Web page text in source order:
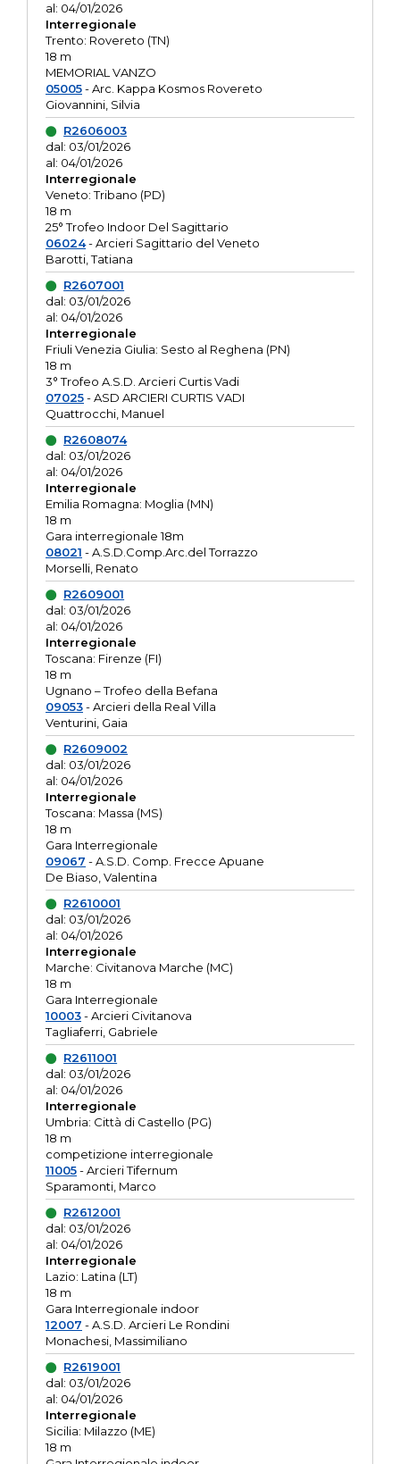
al: 04/01/2026
Interregionale
Trento: Rovereto (TN)
18 m
MEMORIAL VANZO
05005- Arc. Kappa Kosmos Rovereto
Giovannini, Silvia
R2606003
dal: 03/01/2026
al: 04/01/2026
Interregionale
Veneto: Tribano (PD)
18 m
25° Trofeo Indoor Del Sagittario
06024- Arcieri Sagittario del Veneto
Barotti, Tatiana
R2607001
dal: 03/01/2026
al: 04/01/2026
Interregionale
Friuli Venezia Giulia: Sesto al Reghena (PN)
18 m
3° Trofeo A.S.D. Arcieri Curtis Vadi
07025- ASD ARCIERI CURTIS VADI
Quattrocchi, Manuel
R2608074
dal: 03/01/2026
al: 04/01/2026
Interregionale
Emilia Romagna: Moglia (MN)
18 m
Gara interregionale 18m
08021 - A.S.D.Comp.Arc.del Torrazzo
Morselli, Renato
R2609001
dal: 03/01/2026
al: 04/01/2026
Interregionale
Toscana: Firenze (FI)
18 m
Ugnano – Trofeo della Befana
09053- Arcieri della Real Villa
Venturini, Gaia
R2609002
dal: 03/01/2026
al: 04/01/2026
Interregionale
Toscana: Massa (MS)
18 m
Gara Interregionale
09067 - A.S.D. Comp. Frecce Apuane
De Biaso, Valentina
R2610001
dal: 03/01/2026
al: 04/01/2026
Interregionale
Marche: Civitanova Marche (MC)
18 m
Gara Interregionale
10003- Arcieri Civitanova
Tagliaferri, Gabriele
R2611001
dal: 03/01/2026
al: 04/01/2026
Interregionale
Umbria: Città di Castello (PG)
18 m
competizione interregionale
11005- Arcieri Tifernum
Sparamonti, Marco
R2612001
dal: 03/01/2026
al: 04/01/2026
Interregionale
Lazio: Latina (LT)
18 m
Gara Interregionale indoor
12007 - A.S.D. Arcieri Le Rondini
Monachesi, Massimiliano
R2619001
dal: 03/01/2026
al: 04/01/2026
Interregionale
Sicilia: Milazzo (ME)
18 m